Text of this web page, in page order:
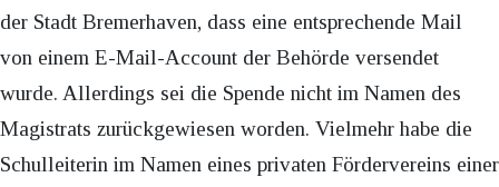
der Stadt Bremerhaven, dass eine entsprechende Mail
von einem E-Mail-Account der Behörde versendet
wurde. Allerdings sei die Spende nicht im Namen des
Magistrats zurückgewiesen worden. Vielmehr habe die
Schulleiterin im Namen eines privaten Fördervereins einer